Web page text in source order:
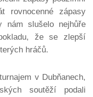
rovnocenné zápasy
slušelo nejhůře
že se zlepší
hráčů.
v Dubňanech,
soutěží podali